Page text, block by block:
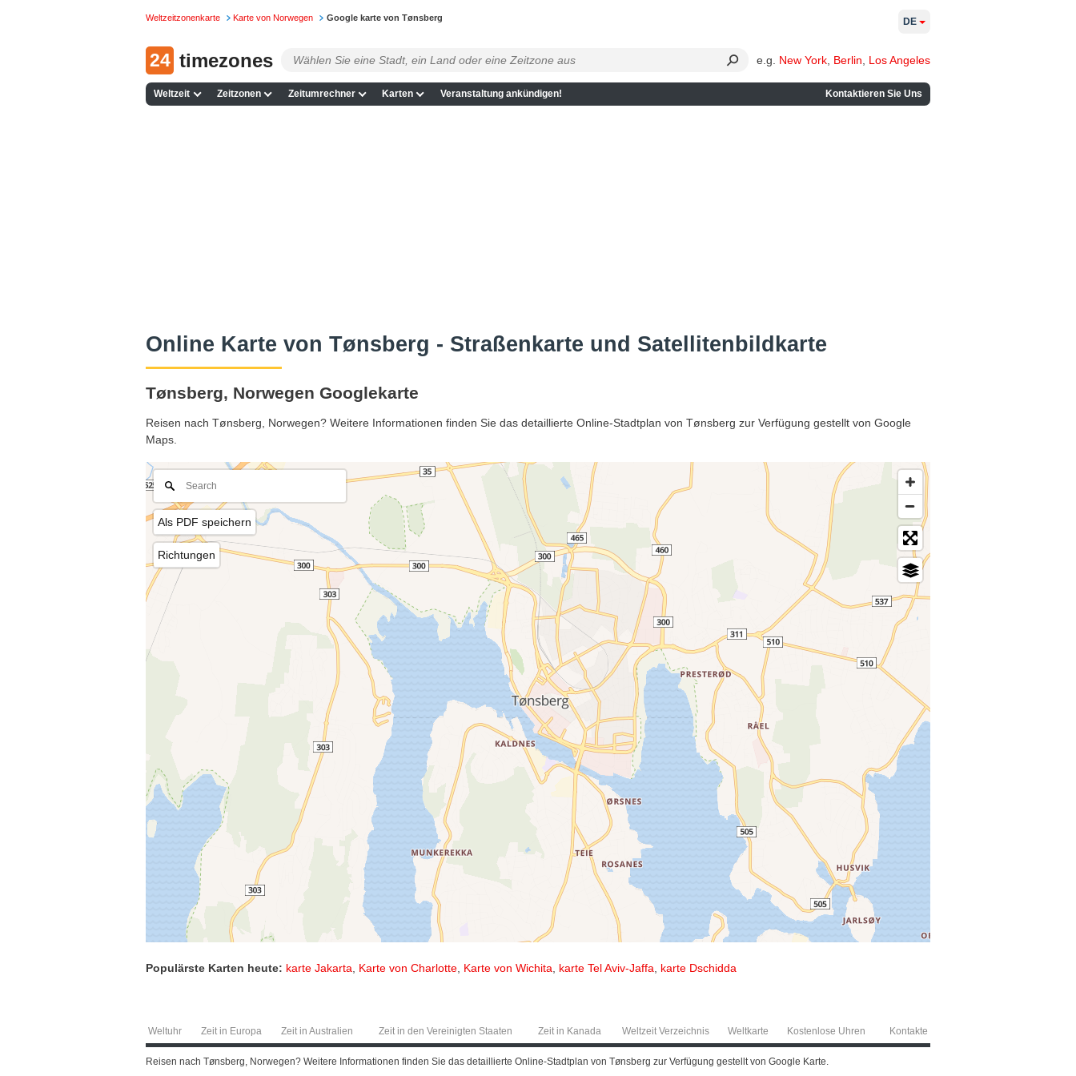
Weltzeitzonenkarte Karte von Norwegen Google karte von Tønsberg
24 timezones e.g. New York Berlin Los Angeles
Weltzeit Zeitzonen Zeitumrechner Karten Veranstaltung ankündigen! Kontaktieren Sie Uns
DE
Online Karte von Tønsberg - Straßenkarte und Satellitenbildkarte
Tønsberg, Norwegen Googlekarte
Reisen nach Tønsberg, Norwegen? Weitere Informationen finden Sie das detaillierte Online-Stadtplan von Tønsberg zur Verfügung gestellt von Google
Maps.
Als PDF speichern
Richtungen
Populärste Karten heute: karte Jakarta Karte von Charlotte Karte von Wichita karte Tel Aviv-Jaffa karte Dschidda
Weltuhr Zeit in Europa Zeit in Australien Zeit in den Vereinigten Staaten Zeit in Kanada Weltzeit Verzeichnis Weltkarte Kostenlose Uhren Kontakte
Reisen nach Tønsberg, Norwegen? Weitere Informationen finden Sie das detaillierte Online-Stadtplan von Tønsberg zur Verfügung gestellt von Google Karte.